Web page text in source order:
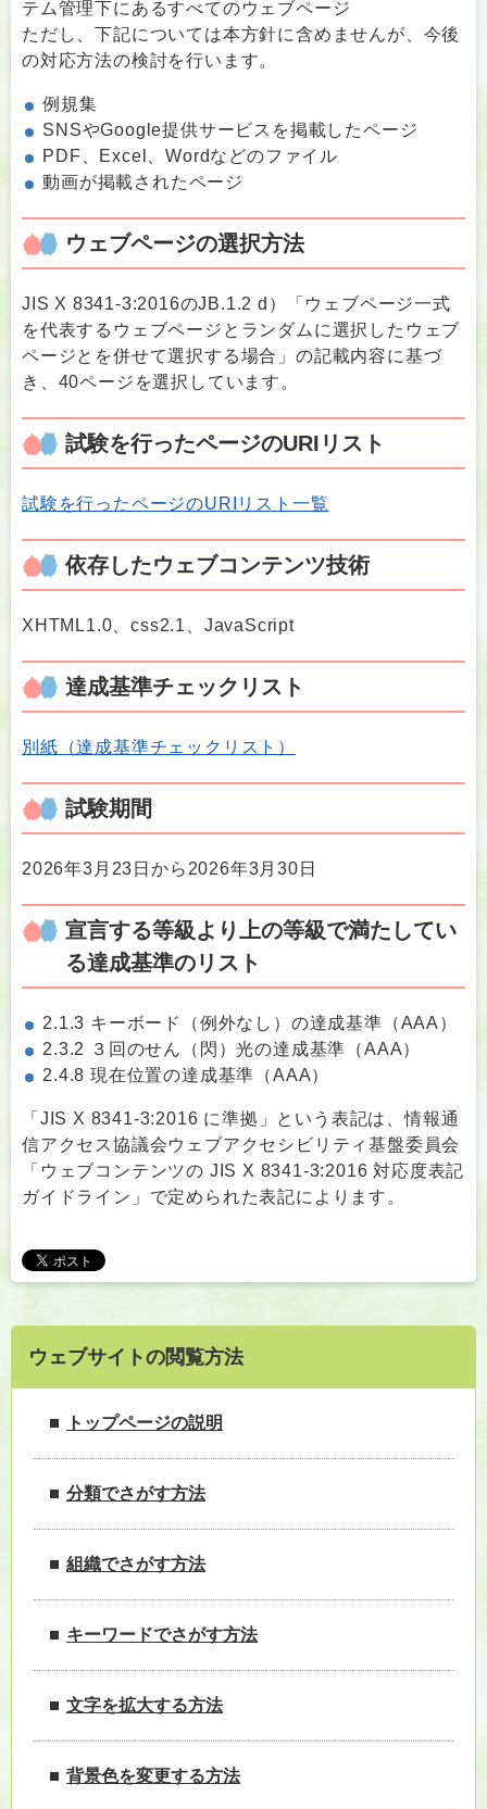
テム管理下にあるすべてのウェブページ
ただし、下記については本方針に含めませんが、今後
の対応方法の検討を行います。
例規集
SNSやGoogle提供サービスを掲載したページ
PDF、Excel、Wordなどのファイル
動画が掲載されたページ
ウェブページの選択方法
JIS X 8341-3:2016のJB.1.2 d）「ウェブページ一式
を代表するウェブページとランダムに選択したウェブ
ページとを併せて選択する場合」の記載内容に基づ
き、40ページを選択しています。
試験を行ったページのURIリスト
試験を行ったページのURIリスト一覧
依存したウェブコンテンツ技術
XHTML1.0、css2.1、JavaScript
達成基準チェックリスト
別紙（達成基準チェックリスト）
試験期間
2026年3月23日から2026年3月30日
宣言する等級より上の等級で満たしてい
る達成基準のリスト
2.1.3 キーボード（例外なし）の達成基準（AAA）
2.3.2 ３回のせん（閃）光の達成基準（AAA）
2.4.8 現在位置の達成基準（AAA）
「JIS X 8341-3:2016 に準拠」という表記は、情報通
信アクセス協議会ウェブアクセシビリティ基盤委員会
「ウェブコンテンツの JIS X 8341-3:2016 対応度表記
ガイドライン」で定められた表記によります。
ウェブサイトの閲覧方法
トップページの説明
分類でさがす方法
組織でさがす方法
キーワードでさがす方法
文字を拡大する方法
背景色を変更する方法